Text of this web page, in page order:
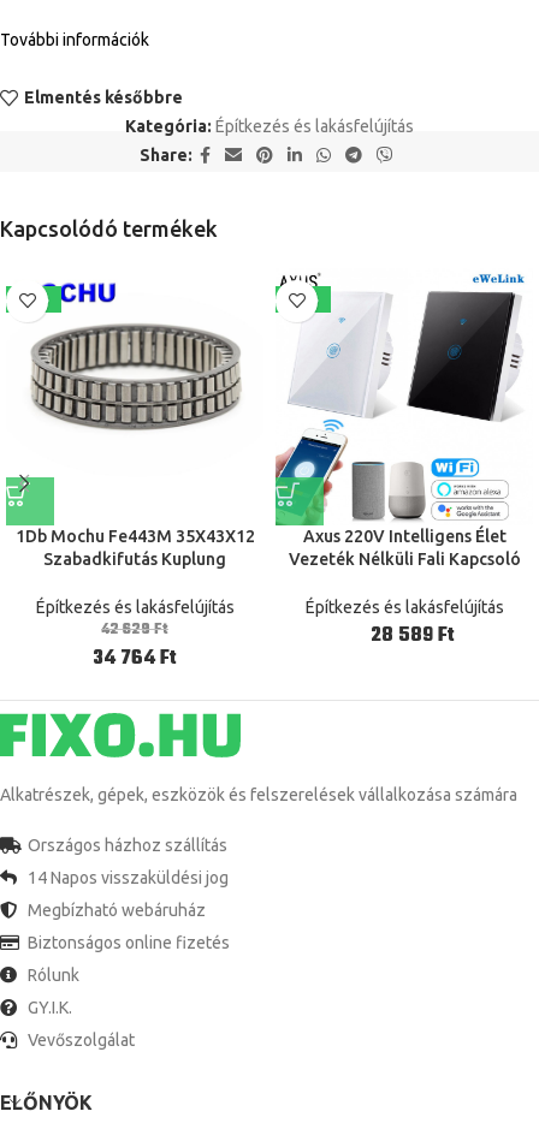
További információk
Elmentés későbbre
Kategória: Építkezés és lakásfelújítás
Share:
Kapcsolódó termékek
-18%
1Db Mochu Fe443M 35X43X12
Szabadkifutás Kuplung
Tengelykapcsoló One Direction
Szabadkifutás Bearing
Építkezés és lakásfelújítás
42 629Ft
34 764Ft
-22%
Axus 220V Intelligens Élet
Vezeték Nélküli Fali Kapcsoló
Switch Eu Standard Alexa
Google Home Ewelink 1/2/3
Építkezés és lakásfelújítás
Ft
Alkatrészek, gépek, eszközök és felszerelések vállalkozása számára
Országos házhoz szállítás
14 Napos visszaküldési jog
Megbízható webáruház
Biztonságos online fizetés
Rólunk
GY.I.K.
Vevőszolgálat
ELŐNYÖK